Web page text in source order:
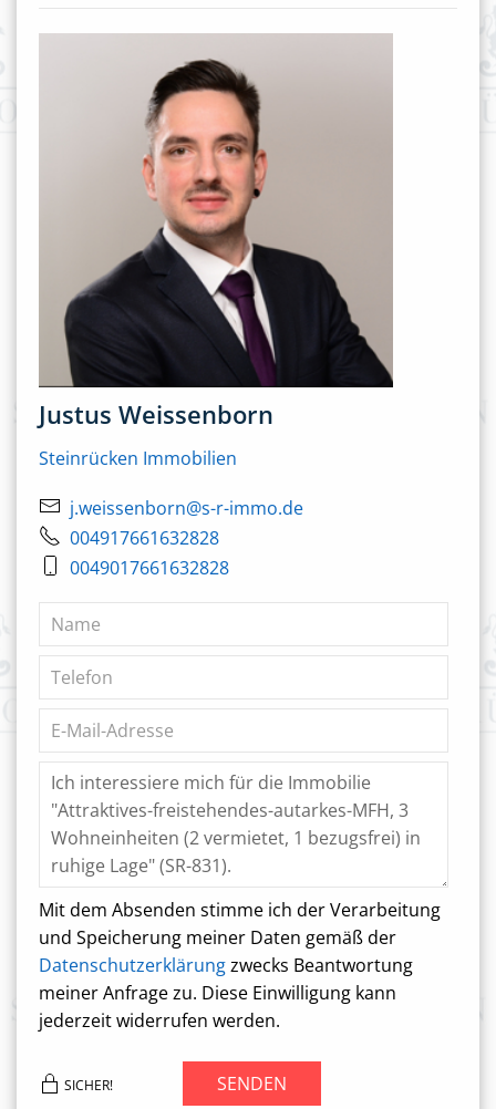
Justus Weissenborn
Steinrücken Immobilien
j.weissenborn@s-r-immo.de
004917661632828
0049017661632828
Mit dem Absenden stimme ich der Verarbeitung
und Speicherung meiner Daten gemäß der
Datenschutzerklärungzwecks Beantwortung
meiner Anfrage zu. Diese Einwilligung kann
jederzeit widerrufen werden.
SICHER! SENDEN